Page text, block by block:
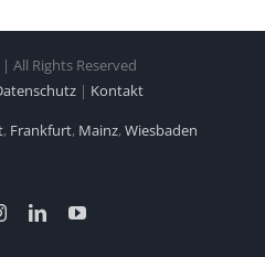
All Rights Reserved
| Kontakt
, Frankfurt, Mainz,Wiesbaden
InstagramLinkedInYouTube